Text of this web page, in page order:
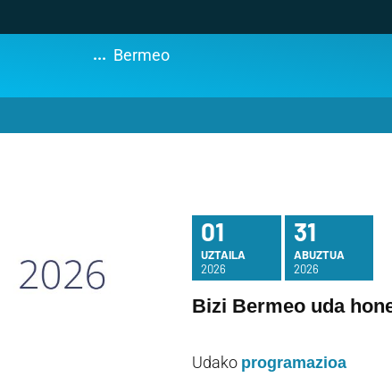
... Bermeo
01
UZTAILA
2026
31
ABUZTUA
2026
Bizi Bermeo uda
Udako programazioa